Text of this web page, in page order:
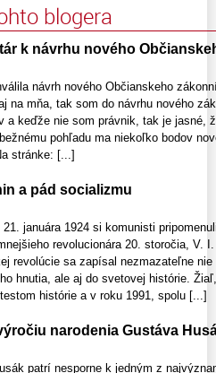
blogera
k návrhu nového
návrh nového Občianskeho
na mňa, tak som do návrhu nového
a keďže nie som právnik, tak je jasné,
pohľadu ma niekoľko bodov
stránke: [...]
a pád socializmu
januára 1924 si komunisti
revolucionára 20. storočia, V.
revolúcie sa zapísal nezmazateľne
hnutia, ale aj do svetovej histórie.
histórie a v roku 1991, spolu [...]
narodenia Gustáva
patrí nesporne k jedným z